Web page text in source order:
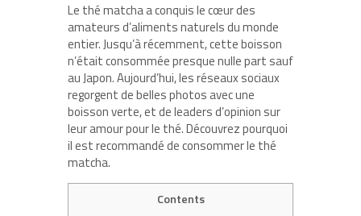
Le thé matcha a conquis le cœur des
amateurs d’aliments naturels du monde
entier. Jusqu’à récemment, cette boisson
n’était consommée presque nulle part sauf
au Japon. Aujourd’hui, les réseaux sociaux
regorgent de belles photos avec une
boisson verte, et de leaders d’opinion sur
leur amour pour le thé. Découvrez pourquoi
il est recommandé de consommer le thé
matcha.
Contents